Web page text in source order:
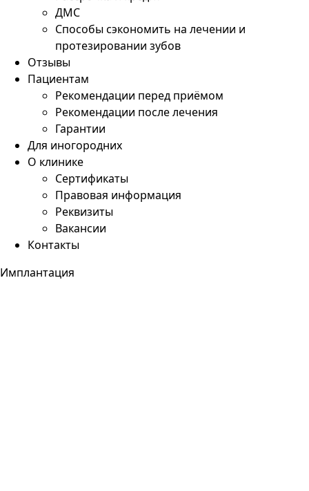
ДМС
Способы сэкономить на лечении и
протезировании зубов
Отзывы
Пациентам
Рекомендации перед приёмом
Рекомендации после лечения
Гарантии
Для иногородних
О клинике
Сертификаты
Правовая информация
Реквизиты
Вакансии
Контакты
Имплантация